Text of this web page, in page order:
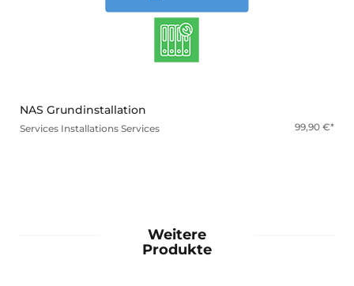
mehr
NAS Grundinstallation
Services Installations Services 99,90 €
Weitere
Produkte